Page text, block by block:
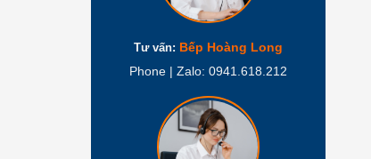
Tư vấn: Bếp Hoàng Long
Phone | Zalo: 0941.618.212